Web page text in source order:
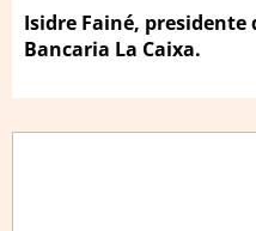
Isidre Fainé, presidente
Bancaria La Caixa.